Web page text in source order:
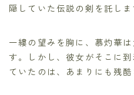
隠していた伝説の剣を託しま
一縷の望みを胸に、慕灼華
す。しかし、彼女がそこに
ていたのは、あまりにも残酷